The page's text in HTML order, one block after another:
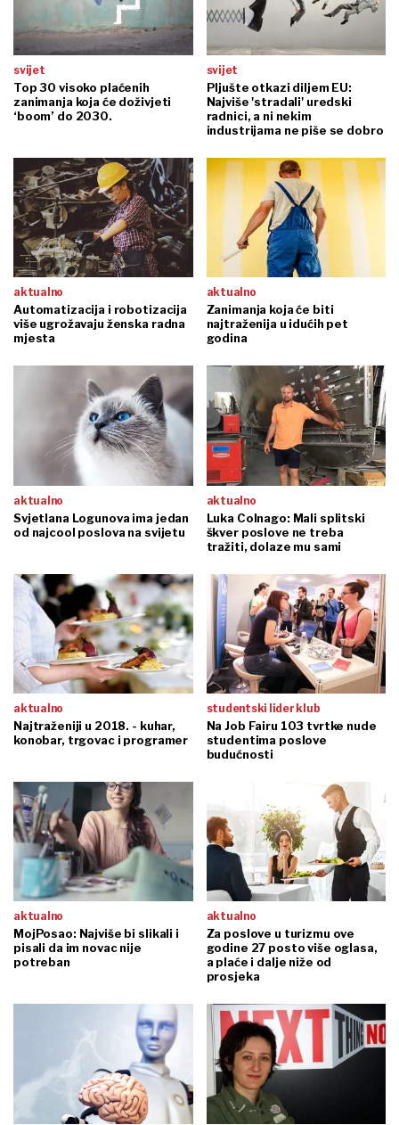
svijet
Top 30 visoko plaćenih
zanimanja koja će doživjeti
‘boom’ do 2030.
svijet
Pljušte otkazi diljem EU:
Najviše 'stradali' uredski
radnici, a ni nekim
industrijama ne piše se dobro
aktualno
Automatizacija i robotizacija
više ugrožavaju ženska radna
mjesta
aktualno
Zanimanja koja će biti
najtraženija u idućih pet
godina
aktualno
Svjetlana Logunova ima jedan
od najcool poslova na svijetu
aktualno
Luka Colnago: Mali splitski
škver poslove ne treba
tražiti, dolaze mu sami
aktualno
Najtraženiji u 2018. - kuhar,
konobar, trgovac i programer
studentski lider klub
Na Job Fairu 103 tvrtke nude
studentima poslove
budućnosti
aktualno
MojPosao: Najviše bi slikali i
pisali da im novac nije
potreban
aktualno
Za poslove u turizmu ove
godine 27 posto više oglasa,
a plaće i dalje niže od
prosjeka